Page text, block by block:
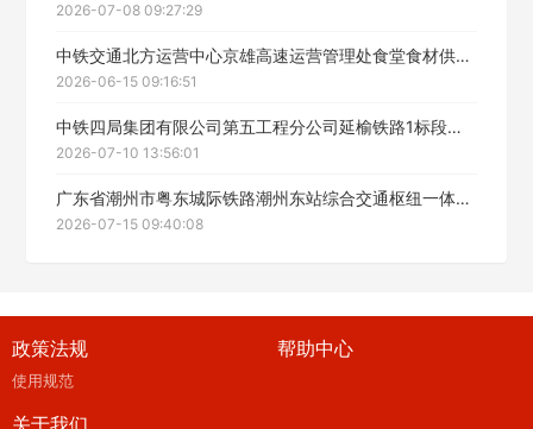
2026-07-08 09:27:29
中铁交通北方运营中心京雄高速运营管理处食堂食材供应服务项目招标招标公告
2026-06-15 09:16:51
中铁四局集团有限公司第五工程分公司延榆铁路1标段项目经理部混凝土运输服务（三次）招标公告
2026-07-10 13:56:01
广东省潮州市粤东城际铁路潮州东站综合交通枢纽一体化建设项目勘察技术服务招标公告
2026-07-15 09:40:08
政策法规
使用规范
帮助中心